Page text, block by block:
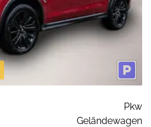
Pkw
Geländewagen